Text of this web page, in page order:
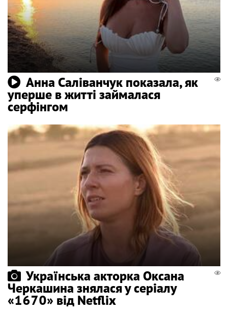
Анна Саліванчук показала, як
уперше в житті займалася
серфінгом
Українська акторка Оксана
Черкашина знялася у серіалу
«1670» від Netflix